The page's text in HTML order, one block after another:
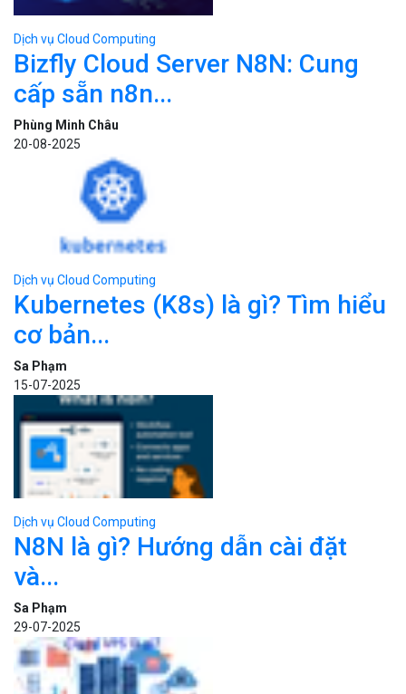
Dịch vụ Cloud Computing
Bizfly Cloud Server N8N: Cung
cấp sẵn n8n...
Phùng Minh Châu
20-08-2025
Dịch vụ Cloud Computing
Kubernetes (K8s) là gì? Tìm hiểu
cơ bản...
Sa Phạm
15-07-2025
Dịch vụ Cloud Computing
N8N là gì? Hướng dẫn cài đặt
và...
Sa Phạm
29-07-2025
Dịch vụ Cloud Computing
Cloud VPS là gì? Lợi ích khi sử...
Sa Phạm
06-09-2025
Bizfly Cloud